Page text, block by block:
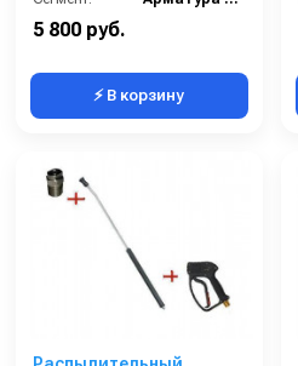
5 800 руб.
⚡ В корзину